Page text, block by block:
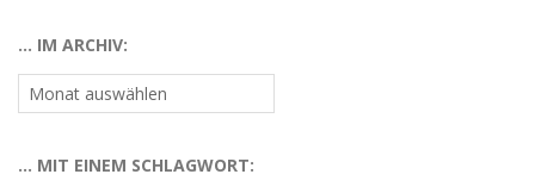
… IM ARCHIV:
…
im
… MIT EINEM SCHLAGWORT: